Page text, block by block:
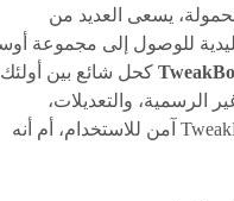
يسعى العديد من
للوصول إلى مجموعة
كحل شائع بين أولئك
الرسمية، والتعديلات،
والمزيد. لكن يبقى السؤال: هل TweakBox آمن للاستخدام، أم أنه